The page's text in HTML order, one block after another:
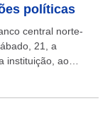
políticas
central norte-
21, a
instituição, ao